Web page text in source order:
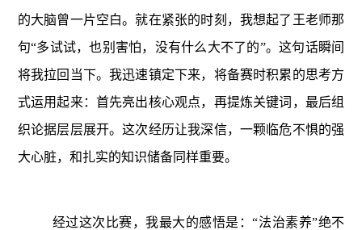
的大脑曾一片空白。就在紧张的时刻，我想起了王老师那
句“多试试，也别害怕，没有什么大不了的”。这句话瞬间
将我拉回当下。我迅速镇定下来，将备赛时积累的思考方
式运用起来：首先亮出核心观点，再提炼关键词，最后组
织论据层层展开。这次经历让我深信，一颗临危不惧的强
大心脏，和扎实的知识储备同样重要。
经过这次比赛，我最大的感悟是：“法治素养”绝不